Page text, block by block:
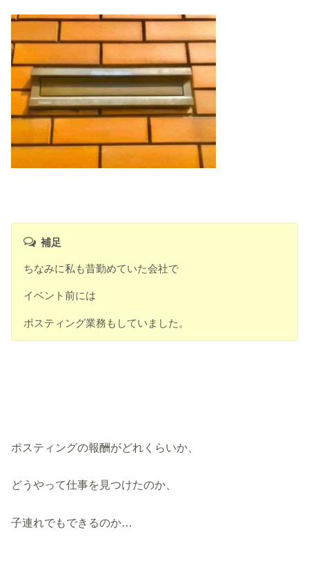
補足
ちなみに私も昔勤めていた会社で
イベント前には
ポスティング業務もしていました。
ポスティングの報酬がどれくらいか、
どうやって仕事を見つけたのか、
子連れでもできるのか…